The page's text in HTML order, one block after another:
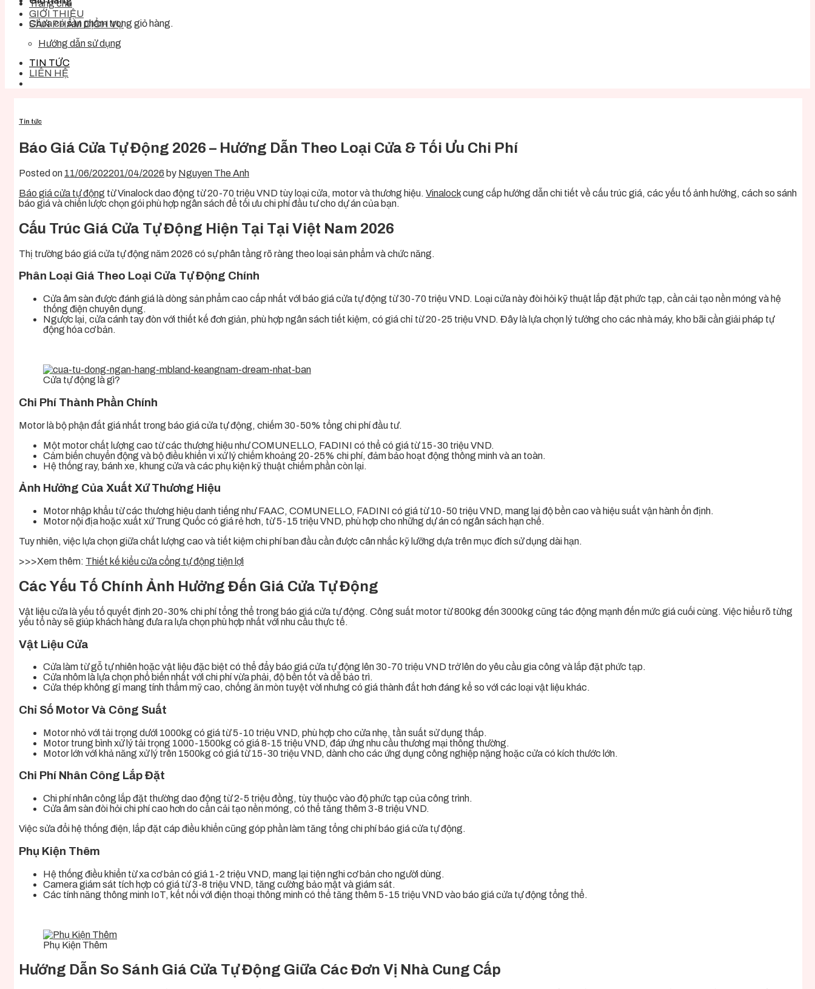
Chưa có sản phẩm trong giỏ hàng.
Trang chủ
GIỚI THIỆU
SẢN PHẨM DỊCH VỤ
Hướng dẫn sử dụng
TIN TỨC
LIÊN HỆ
Tin tức
Báo Giá Cửa Tự Động 2026 – Hướng Dẫn Theo Loại Cửa & Tối Ưu Chi Phí
Posted on 11/06/202201/04/2026 by Nguyen The Anh
Báo giá cửa tự động từ Vinalock dao động từ 20-70 triệu VND tùy loại cửa, motor và thương hiệu. Vinalockcung cấp hướng dẫn chi tiết về cấu trúc giá, các yếu tố ảnh hưởng, cách so sánh
báo giá và chiến lược chọn gói phù hợp ngân sách để tối ưu chi phí đầu tư cho dự án của bạn.
Cấu Trúc Giá Cửa Tự Động Hiện Tại Tại Việt Nam 2026
Thị trường báo giá cửa tự động năm 2026 có sự phân tầng rõ ràng theo loại sản phẩm và chức năng.
Phân Loại Giá Theo Loại Cửa Tự Động Chính
Cửa âm sàn được đánh giá là dòng sản phẩm cao cấp nhất với báo giá cửa tự động từ 30-70 triệu VND. Loại cửa này đòi hỏi kỹ thuật lắp đặt phức tạp, cần cải tạo nền móng và hệ
thống điện chuyên dụng.
Ngược lại, cửa cánh tay đòn với thiết kế đơn giản, phù hợp ngân sách tiết kiệm, có giá chỉ từ 20-25 triệu VND. Đây là lựa chọn lý tưởng cho các nhà máy, kho bãi cần giải pháp tự
động hóa cơ bản.
Cửa tự động là gì?
Chi Phí Thành Phần Chính
Motor là bộ phận đắt giá nhất trong báo giá cửa tự động, chiếm 30-50% tổng chi phí đầu tư.
Một motor chất lượng cao từ các thương hiệu như COMUNELLO, FADINI có thể có giá từ 15-30 triệu VND.
Cảm biến chuyển động và bộ điều khiển vi xử lý chiếm khoảng 20-25% chi phí, đảm bảo hoạt động thông minh và an toàn.
Hệ thống ray, bánh xe, khung cửa và các phụ kiện kỹ thuật chiếm phần còn lại.
Ảnh Hưởng Của Xuất Xứ Thương Hiệu
Motor nhập khẩu từ các thương hiệu danh tiếng như FAAC, COMUNELLO, FADINI có giá từ 10-50 triệu VND, mang lại độ bền cao và hiệu suất vận hành ổn định.
Motor nội địa hoặc xuất xứ Trung Quốc có giá rẻ hơn, từ 5-15 triệu VND, phù hợp cho những dự án có ngân sách hạn chế.
Tuy nhiên, việc lựa chọn giữa chất lượng cao và tiết kiệm chi phí ban đầu cần được cân nhắc kỹ lưỡng dựa trên mục đích sử dụng dài hạn.
>>>Xem thêm: Thiết kế kiểu cửa cổng tự động tiện lợi
Các Yếu Tố Chính Ảnh Hưởng Đến Giá Cửa Tự Động
Vật liệu cửa là yếu tố quyết định 20-30% chi phí tổng thể trong báo giá cửa tự động. Công suất motor từ 800kg đến 3000kg cũng tác động mạnh đến mức giá cuối cùng. Việc hiểu rõ từng
yếu tố này sẽ giúp khách hàng đưa ra lựa chọn phù hợp nhất với nhu cầu thực tế.
Vật Liệu Cửa
Cửa làm từ gỗ tự nhiên hoặc vật liệu đặc biệt có thể đẩy báo giá cửa tự động lên 30-70 triệu VND trở lên do yêu cầu gia công và lắp đặt phức tạp.
Cửa nhôm là lựa chọn phổ biến nhất với chi phí vừa phải, độ bền tốt và dễ bảo trì.
Cửa thép không gỉ mang tính thẩm mỹ cao, chống ăn mòn tuyệt vời nhưng có giá thành đắt hơn đáng kể so với các loại vật liệu khác.
Chỉ Số Motor Và Công Suất
Motor nhỏ với tải trọng dưới 1000kg có giá từ 5-10 triệu VND, phù hợp cho cửa nhẹ, tần suất sử dụng thấp.
Motor trung bình xử lý tải trọng 1000-1500kg có giá 8-15 triệu VND, đáp ứng nhu cầu thương mại thông thường.
Motor lớn với khả năng xử lý trên 1500kg có giá từ 15-30 triệu VND, dành cho các ứng dụng công nghiệp nặng hoặc cửa có kích thước lớn.
Chi Phí Nhân Công Lắp Đặt
Chi phí nhân công lắp đặt thường dao động từ 2-5 triệu đồng, tùy thuộc vào độ phức tạp của công trình.
Cửa âm sàn đòi hỏi chi phí cao hơn do cần cải tạo nền móng, có thể tăng thêm 3-8 triệu VND.
Việc sửa đổi hệ thống điện, lắp đặt cáp điều khiển cũng góp phần làm tăng tổng chi phí báo giá cửa tự động.
Phụ Kiện Thêm
Hệ thống điều khiển từ xa cơ bản có giá 1-2 triệu VND, mang lại tiện nghi cơ bản cho người dùng.
Camera giám sát tích hợp có giá từ 3-8 triệu VND, tăng cường bảo mật và giám sát.
Các tính năng thông minh IoT, kết nối với điện thoại thông minh có thể tăng thêm 5-15 triệu VND vào báo giá cửa tự động tổng thể.
Phụ Kiện Thêm
Hướng Dẫn So Sánh Giá Cửa Tự Động Giữa Các Đơn Vị Nhà Cung Cấp